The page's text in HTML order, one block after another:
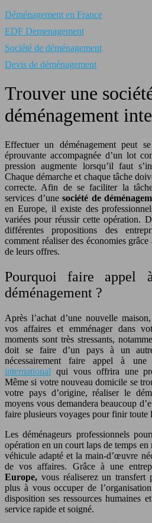
Déménagement en France
EDF Demenagement
Société de déménagement
Devis de déménagement
Trouver une
déménagement
Effectuer un déménagement peut
éprouvante accompagnée d’un lot
pression augmente lorsqu’il faut
Chaque démarche et chaque tâche
correcte. Afin de se faciliter la
services d’unesociété de
en Europe, il existe des
variées pour réussir cette opération.
différentes propositions des
comment réaliser des économies
de leurs offres.
Pourquoi faire appel
déménagement ?
Après l’achat d’une nouvelle
vos affaires et emménager dans
moments sont très stressants,
doit se faire d’un pays à un
nécessairement faire appel à une
international qui vous offrira une
Même si votre nouveau domicile se
votre pays d’origine, réaliser le
moyens vous demandera beaucoup
faire plusieurs voyages pour finir toute
Les déménageurs professionnels
opération en un court laps de temps
véhicule adapté et la main-d’œuvre
de vos affaires. Grâce à une
Europe, vous réaliserez un transfert
plus à vous occuper de
disposition ses ressources humaines
service rapide et soigné.